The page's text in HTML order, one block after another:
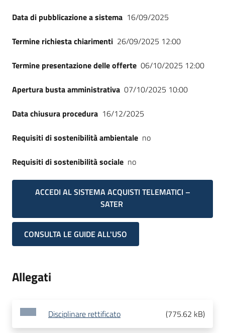
Data di pubblicazione a sistema 16/09/2025
Termine richiesta chiarimenti 26/09/2025 12:00
Termine presentazione delle offerte 06/10/2025 12:00
Apertura busta amministrativa 07/10/2025 10:00
Data chiusura procedura 16/12/2025
Requisiti di sostenibilità ambientale no
Requisiti di sostenibilità sociale no
ACCEDI AL SISTEMA ACQUISTI TELEMATICI –
SATER
CONSULTA LE GUIDE ALL'USO
Allegati
Disciplinare rettificato (775.62 kB)